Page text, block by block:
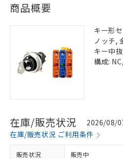
商品概要
キー形
ノッチ,
キー中
構成:
在庫/販売状況
2026/08/
在庫/販売状況 ご利用条件
販売状況 販売中